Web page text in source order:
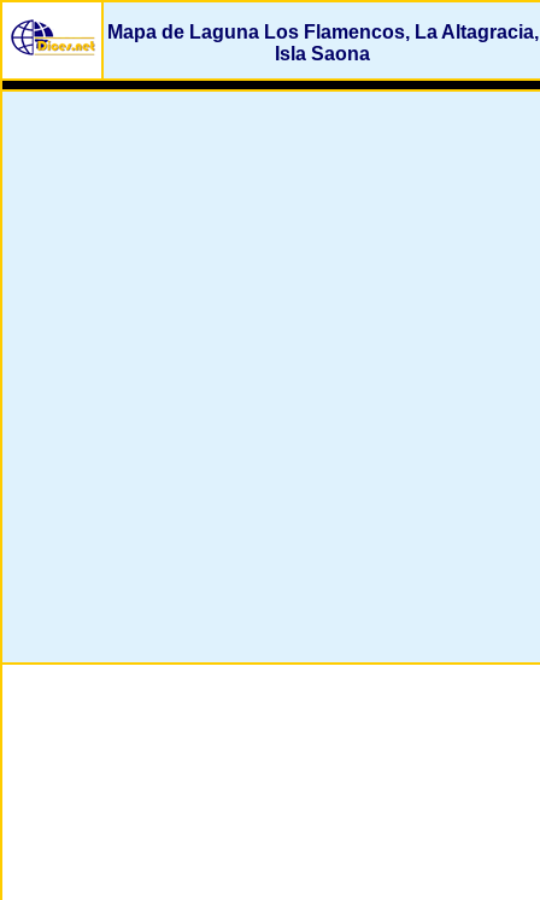
Mapa de Laguna Los Flamencos, La Altagracia,
Isla Saona